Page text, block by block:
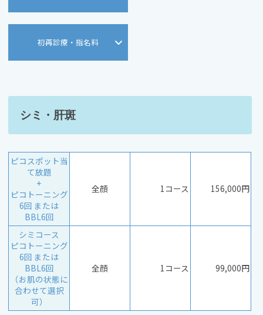
初再診療・指名料
シミ・肝斑
ピコスポット当
て放題
+
ピコトーニング
6回 または
BBL6回
全顔 1コース 156,000円
シミコース
ピコトーニング
6回 または
BBL6回
（お肌の状態に
合わせて選択
可）
全顔 1コース 99,000円